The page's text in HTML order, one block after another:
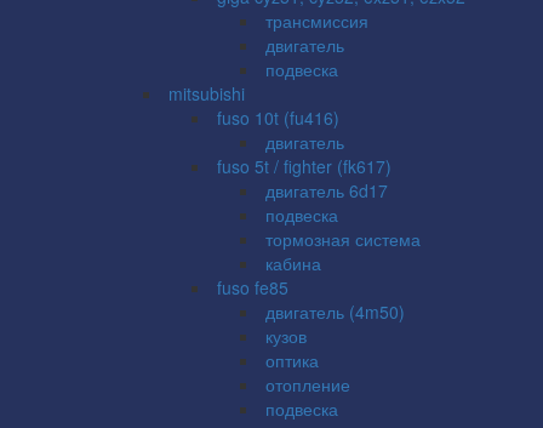
трансмиссия
двигатель
подвеска
mitsubishi
fuso 10t (fu416)
двигатель
fuso 5t / fighter (fk617)
двигатель 6d17
подвеска
тормозная система
кабина
fuso fe85
двигатель (4m50)
кузов
оптика
отопление
подвеска